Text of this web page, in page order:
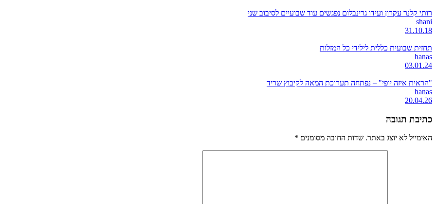
רותי קלנר עקרון ועידו גרינבלום נפגשים עוד שבועיים לסיבוב שני
shani
31.10.18
תחזית שבועית כללית לילידי כל המזלות
hanas
03.01.24
"הראית איזה יופי" – נפתחה תערוכת המאה לקיבוץ שריד
hanas
20.04.26
כתיבת תגובה
האימייל לא יוצג באתר. שדות החובה מסומנים *